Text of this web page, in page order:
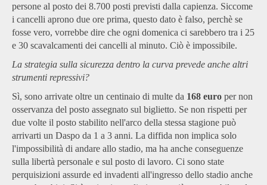
persone al posto dei 8.700 posti previsti dalla capienza. Siccome
i cancelli aprono due ore prima, questo dato è falso, perchè se
fosse vero, vorrebbe dire che ogni domenica ci sarebbero tra i 25
e 30 scavalcamenti dei cancelli al minuto. Ciò è impossibile.
La strategia sulla sicurezza dentro la curva prevede anche altri
strumenti repressivi?
Sì, sono arrivate oltre un centinaio di multe da 168 euro per non
osservanza del posto assegnato sul biglietto. Se non rispetti per
due volte il posto stabilito nell'arco della stessa stagione può
arrivarti un Daspo da 1 a 3 anni. La diffida non implica solo
l'impossibilità di andare allo stadio, ma ha anche conseguenze
sulla libertà personale e sul posto di lavoro. Ci sono state
perquisizioni assurde ed invadenti all'ingresso dello stadio anche